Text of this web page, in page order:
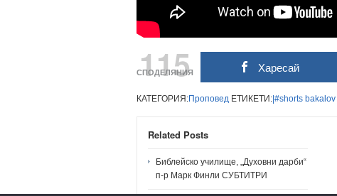
115
СПОДЕЛЯНИЯ Харесай
КАТЕГОРИЯ:Проповед ЕТИКЕТИ: |#shorts bakalov
Related Posts
Библейско училище, „Духовни дарби“
п-р Марк Финли СУБТИТРИ